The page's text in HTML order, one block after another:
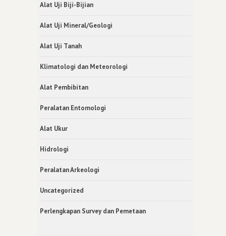
Alat Uji Biji-Bijian
Alat Uji Mineral/Geologi
Alat Uji Tanah
Klimatologi dan Meteorologi
Alat Pembibitan
Peralatan Entomologi
Alat Ukur
Hidrologi
Peralatan Arkeologi
Uncategorized
Perlengkapan Survey dan Pemetaan